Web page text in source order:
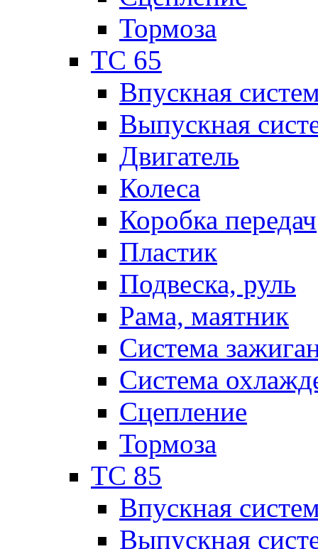
Тормоза
TC 65
Впускная
Выпускная
Двигатель
Колеса
Коробка передач
Пластик
Подвеска, руль
Рама, маятник
Система
Система
Сцепление
Тормоза
TC 85
Впускная
Выпускная